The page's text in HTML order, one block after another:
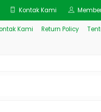
Kontak Kami
Kami Return Policy